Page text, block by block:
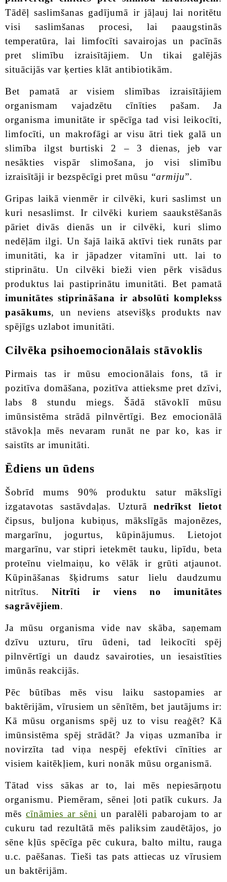
Tādēļ saslimšanas gadījumā ir jāļauj lai noritētu
visi saslimšanas procesi, lai paaugstinās
temperatūra, lai limfocīti savairojas un pacīnās
pret slimību izraisītājiem. Un tikai galējās
situācijās var ķerties klāt antibiotikām.
Bet pamatā ar visiem slimības izraisītājiem
organismam vajadzētu cīnīties pašam. Ja
organisma imunitāte ir spēcīga tad visi leikocīti,
limfocīti, un makrofāgi ar visu ātri tiek galā un
slimība ilgst burtiski 2 – 3 dienas, jeb var
nesākties vispār slimošana, jo visi slimību
izraisītāji ir bezspēcīgi pret mūsu “armiju”.
Gripas laikā vienmēr ir cilvēki, kuri saslimst un
kuri nesaslimst. Ir cilvēki kuriem saaukstēšanās
pāriet divās dienās un ir cilvēki, kuri slimo
nedēļām ilgi. Un šajā laikā aktīvi tiek runāts par
imunitāti, ka ir jāpadzer vitamīni utt. lai to
stiprinātu. Un cilvēki bieži vien pērk visādus
produktus lai pastiprinātu imunitāti. Bet pamatā
imunitātes stiprināšana ir absolūti komplekss
pasākums, un neviens atsevišķs produkts nav
spējīgs uzlabot imunitāti.
Cilvēka psihoemocionālais stāvoklis
Pirmais tas ir mūsu emocionālais fons, tā ir
pozitīva domāšana, pozitīva attieksme pret dzīvi,
labs 8 stundu miegs. Šādā stāvoklī mūsu
imūnsistēma strādā pilnvērtīgi. Bez emocionālā
stāvokļa mēs nevaram runāt ne par ko, kas ir
saistīts ar imunitāti.
Ēdiens un ūdens
Šobrīd mums 90% produktu satur mākslīgi
izgatavotas sastāvdaļas. Uzturānedrīkst lietot
čipsus, buljona kubiņus, mākslīgās majonēzes,
margarīnu, jogurtus, kūpinājumus. Lietojot
margarīnu, var stipri ietekmēt tauku, lipīdu, beta
proteīnu vielmaiņu, ko vēlāk ir grūti atjaunot.
Kūpināšanas šķidrums satur lielu daudzumu
nitrītus.Nitrīti ir viens no imunitātes
sagrāvējiem.
Ja mūsu organisma vide nav skāba, saņemam
dzīvu uzturu, tīru ūdeni, tad leikocīti spēj
pilnvērtīgi un daudz savairoties, un iesaistīties
imūnās reakcijās.
Pēc būtības mēs visu laiku sastopamies ar
baktērijām, vīrusiem un sēnītēm, bet jautājums ir:
Kā mūsu organisms spēj uz to visu reaģēt? Kā
imūnsistēma spēj strādāt? Ja viņas uzmanība ir
novirzīta tad viņa nespēj efektīvi cīnīties ar
visiem kaitēkļiem, kuri nonāk mūsu organismā.
Tātad viss sākas ar to, lai mēs nepiesārņotu
organismu. Piemēram, sēnei ļoti patīk cukurs. Ja
mēs cīnāmies ar sēni un paralēli pabarojam to ar
cukuru tad rezultātā mēs paliksim zaudētājos, jo
sēne kļūs spēcīga pēc cukura, balto miltu, rauga
u.c. paēšanas. Tieši tas pats attiecas uz vīrusiem
un baktērijām.